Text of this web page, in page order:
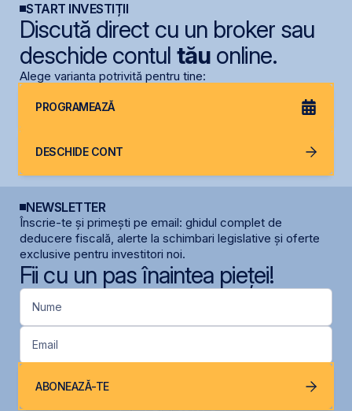
START INVESTIȚII
Discută direct cu un broker sau
deschide contul tăuonline.
Alege varianta potrivită pentru tine:
PROGRAMEAZĂ
DESCHIDE CONT
NEWSLETTER
Înscrie-te și primești pe email: ghidul complet de
deducere fiscală, alerte la schimbari legislative și oferte
exclusive pentru investitori noi.
Fii cu un pas înaintea pieței!
Nume
Email
ABONEAZĂ-TE